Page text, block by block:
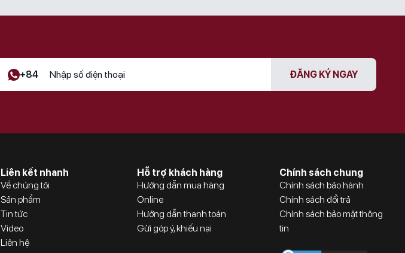
+84 ĐĂNG KÝ NGAY
Liên kết nhanh
Về chúng tôi
Sản phẩm
Tin tức
Video
Liên hệ
Hỗ trợ khách hàng
Hướng dẫn mua hàng
Online
Hướng dẫn thanh toán
Gửi góp ý, khiếu nại
Chính sách chung
Chính sách bảo hành
Chính sách đổi trả
Chính sách bảo mật thông
tin